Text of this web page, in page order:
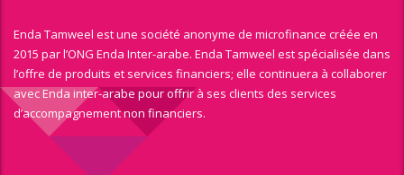
Enda Tamweel est une société anonyme de microfinance créée en
2015 par l’ONG Enda Inter-arabe. Enda Tamweel est spécialisée dans
l’offre de produits et services financiers; elle continuera à collaborer
avec Enda inter-arabe pour offrir à ses clients des services
d’accompagnement non financiers.